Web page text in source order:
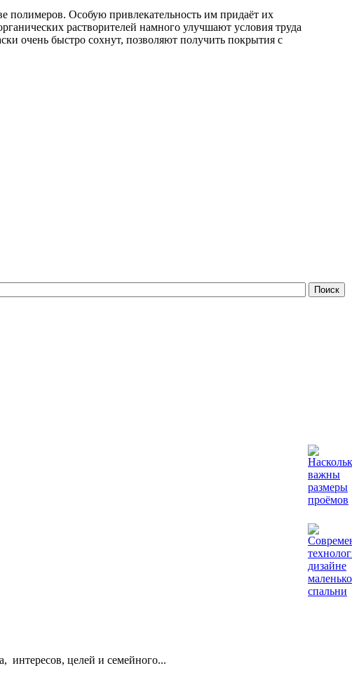
полимеров. Особую привлекательность им придаёт их
растворителей намного улучшают условия труда
очень быстро сохнут, позволяют получить покрытия с
интересов, целей и семейного...